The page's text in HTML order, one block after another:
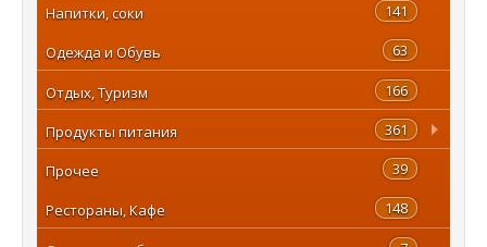
141
Напитки, соки
63
Одежда и Обувь
166
Отдых, Туризм
361
Продукты питания
39
Прочее
148
Рестораны, Кафе